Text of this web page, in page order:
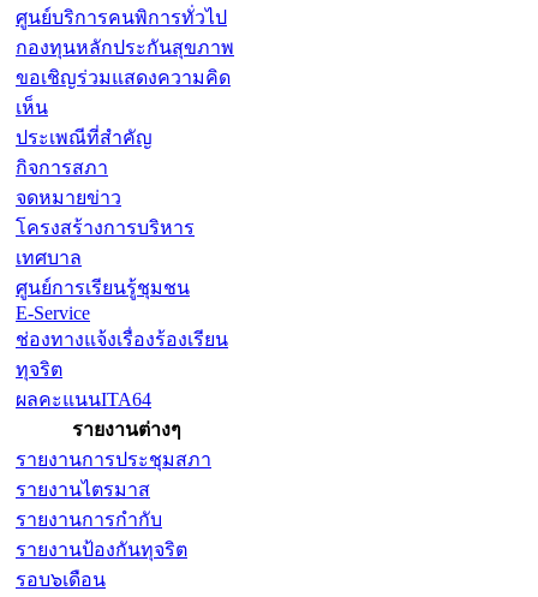
ศูนย์บริการคนพิการทั่วไป
กองทุนหลักประกันสุขภาพ
ขอเชิญร่วมแสดงความคิด
เห็น
ประเพณีที่สำคัญ
กิจการสภา
จดหมายข่าว
โครงสร้างการบริหาร
เทศบาล
ศูนย์การเรียนรู้ชุมชน
E-Service
ช่องทางแจ้งเรื่องร้องเรียน
ทุจริต
ผลคะแนนITA64
รายงานต่างๆ
รายงานการประชุมสภา
รายงานไตรมาส
รายงานการกำกับ
รายงานป้องกันทุจริต
รอบ๖เดือน